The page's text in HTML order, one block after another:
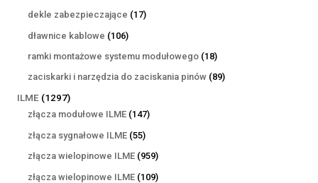
produktów
dekle zabezpieczające 1717
dławnice kablowe 106106
produktów
ramki montażowe systemu modułowego 1818
produktów
zaciskarki i narzędzia do zaciskania pinów 8989
ILME 12971297
produktów
złącza modułowe ILME 147147
złącza sygnałowe ILME 5555
produktów
złącza wielopinowe ILME 959959
produktów
złącza wielopinowe ILME 109109